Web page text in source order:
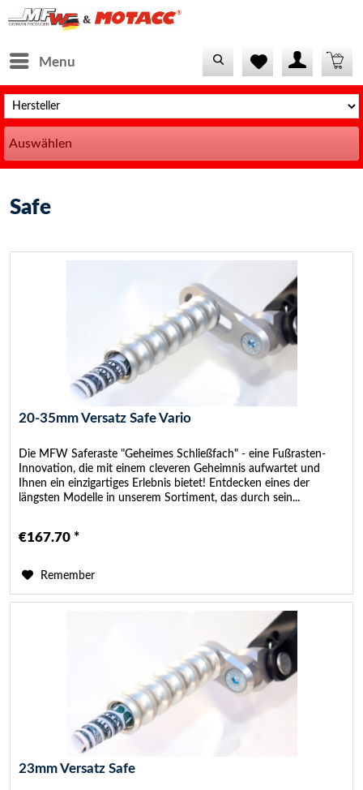
Menu
Auswählen
Safe
20-35mm Versatz Safe Vario
Die MFW Saferaste "Geheimes Schließfach" - eine Fußrasten-
Innovation, die mit einem cleveren Geheimnis aufwartet und
Ihnen ein einzigartiges Erlebnis bietet! Entdecken eines der
längsten Modelle in unserem Sortiment, das durch sein...
€167.70 *
Remember
23mm Versatz Safe